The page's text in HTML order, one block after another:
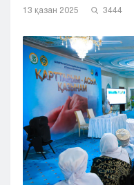
Павлодар
Семей
Талдыкорган
Тараз
Туркестан
Уральск
Усть-Каменогорск
Шымкент
13 қазан 2025 3444